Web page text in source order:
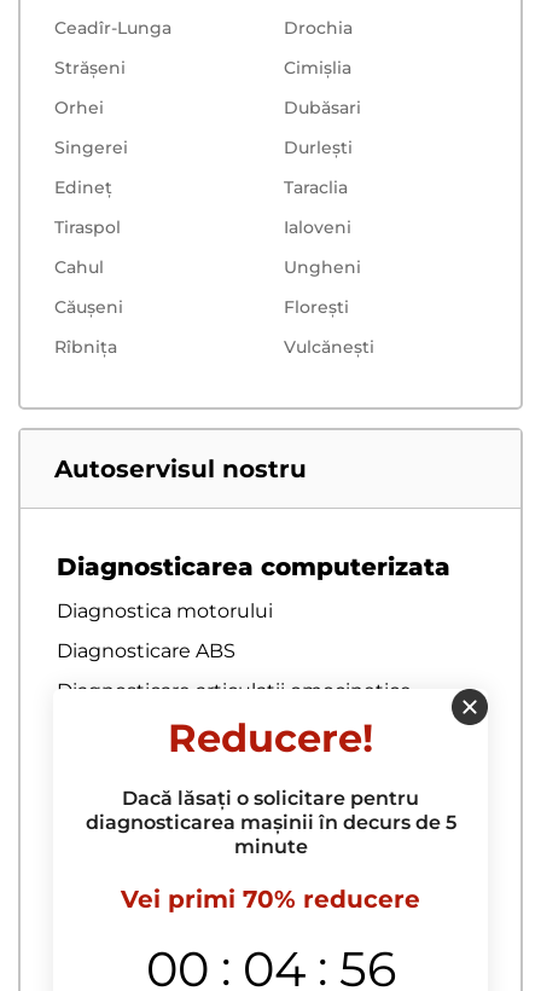
Ceadîr-Lunga
Drochia
Strășeni
Cimișlia
Orhei
Dubăsari
Singerei
Durlești
Edineț
Taraclia
Tiraspol
Ialoveni
Cahul
Ungheni
Căușeni
Floreşti
Rîbnița
Vulcăneşti
Autoservisul nostru
Diagnosticarea computerizata
Diagnostica motorului
Diagnosticare ABS
Diagnosticare articulatii omocinetice
Diagnosticare auto
Diagnosticare bratari
Diagnosticare bucselor pentru brate
Diagnosticare complexa
autoturismului la domiciliu
Reducere!
Dacă lăsați o solicitare pentru
diagnosticarea mașinii în decurs de 5
minute
Vei primi 70% reducere
00 : 04 : 55